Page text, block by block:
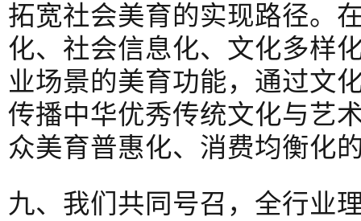
拓宽社会美育的实现路径。
化、社会信息化、文化多样
业场景的美育功能，通过文
传播中华优秀传统文化与艺
众美育普惠化、消费均衡化
九、我们共同号召，全行业